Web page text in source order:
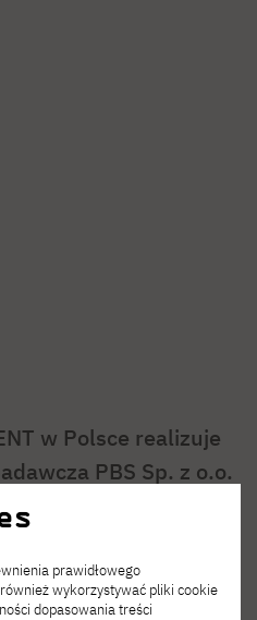
w Polsce realizuje
PBS Sp. z o.o.
Nauki
prawidłowego
wykorzystywać pliki cookie
dopasowania treści